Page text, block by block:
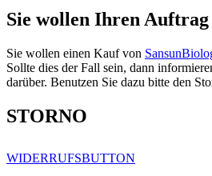
Sie wollen Ihren
Sie wollen einen Kauf von
Sollte dies der Fall sein, dann
darüber. Benutzen Sie dazu bitte den
STORNO
WIDERRUFSBUTTON